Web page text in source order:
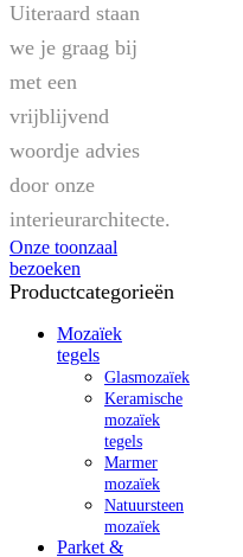
Uiteraard staan
we je graag bij
met een
vrijblijvend
woordje advies
door onze
interieurarchitecte.
Onze toonzaal
bezoeken
Productcategorieën
Mozaïek
tegels
Glasmozaïek
Keramische
mozaïek
tegels
Marmer
mozaïek
Natuursteen
mozaïek
Parket &